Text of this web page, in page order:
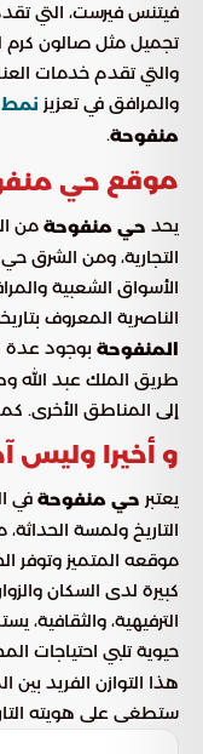
فيتنس فيرست، التي
تجميل مثل صالون كرم
والتي تقدم خدمات
والمرافق في تعزيز نمط
منفوحة.
موقع حي
يحد حي منفوحة من
التجارية، ومن الشرق
الأسواق الشعبية
الناصرية المعروف
المنفوحة بوجود عدة
طريق الملك عبد الله
إلى المناطق الأخرى.
و أخيرا وليس
يعتبر حي منفوحة في
التاريخ ولمسة
موقعه المتميز وتوفر
كبيرة لدى السكان
الترفيهية، والثقافية،
حيوية تلبي احتياجات
هذا التوازن الفريد
ستطغى على هويته